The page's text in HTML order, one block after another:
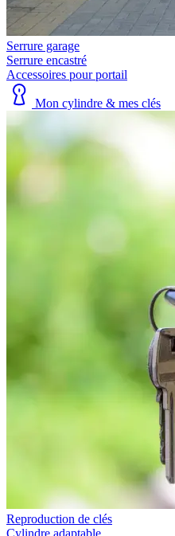
Serrure garage
Serrure encastré
Accessoires pour portail
Mon cylindre & mes clés
Reproduction de clés
Cylindre adaptable